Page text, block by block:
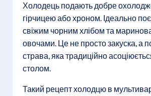
Холодець подають добре
гірчицею або хроном. Ідеально
свіжим чорним хлібом та
овочами. Це не просто закуска, а
страва, яка традиційно
столом.
Такий рецепт холодцю в